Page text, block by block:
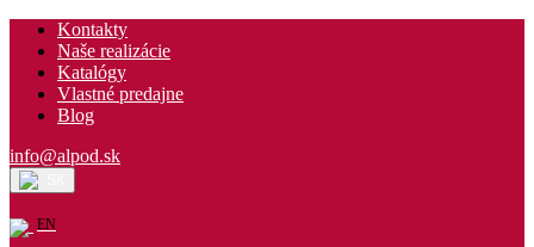
Kontakty
Naše realizácie
Katalógy
Vlastné predajne
Blog
info@alpod.sk
EN